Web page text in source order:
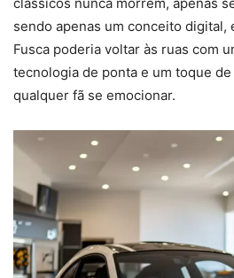
sendo apenas um conceito digital,
Fusca poderia voltar às ruas com
tecnologia de ponta e um toque
qualquer fã se emocionar.